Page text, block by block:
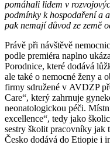
pomáhali lidem v
podmínky k hospodaření a
pak nemají důvod ze země
Právě při návštěvě
podle premiéra naplno
Porodnice, které dodává
ale také o nemocné ženy a
firmy sdružené v AVDZP
Care“, který zahrnuje
neonatologickou péči.
excellence“, tedy jako
sestry školit pracovníky jak
Česko dodává do Etiopie i